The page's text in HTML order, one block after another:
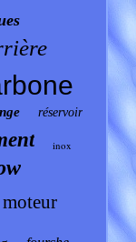
réservoir
inox
moteur